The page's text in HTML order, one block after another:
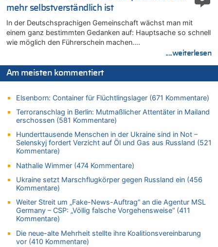
mehr als 111 Millionen €
09.08.2026 - 16:56 von Joseph Meyer zu
LESERBRIEF – Haben wir wirklich mehr Freiheit – oder nur
neue Zwänge?
Politischer Eklat bei der Gedenkfeier in Marcinelle – Meloni:
„Schwerwiegende und beschämende Geste“
LESERBRIEF – Haben wir wirklich mehr Freiheit – oder nur
neue Zwänge?
09.08.2026 - 16:36 von Alibaba zu
Politischer Eklat bei der Gedenkfeier in Marcinelle – Meloni:
„Schwerwiegende und beschämende Geste“
09.08.2026 - 16:25 von HarryderBelgier zu
Belgier knackt Jackpot bei Lotterie EuroMillions und gewinnt
09.08.2026 - 16:23 von Niedriglohnsektor zu
„Schwerwiegende und beschämende Geste“
09.08.2026 - 16:23 von Der Patriot zu
In Belgien missachten zwei von drei Autofahrern das
Tempolimit in 30er-Zonen – Untersuchung von Vias
mehr selbstverständlich ist
In der Deutschsprachigen Gemeinschaft wächst man mit
einem ganz bestimmten Gedanken auf: Hauptsache so schnell
wie möglich den Führerschein machen….
....weiterlesen
Am meisten kommentiert
Elsenborn: Container für Flüchtlingslager (671 Kommentare)
Terroranschlag in Berlin: Mutmaßlicher Attentäter in Mailand
erschossen (581 Kommentare)
Hunderttausende Menschen in der Ukraine sind in Not –
Selenskyj fordert Verzicht auf Öl und Gas aus Russland (521
Kommentare)
Nathalie Wimmer (474 Kommentare)
Ukraine setzt Marschflugkörper gegen Russland ein (456
Kommentare)
Weiter Streit um „Fake-News-Auftrag“ an die Agentur MSL
Germany – CSP: „Völlig falsche Vorgehensweise“ (411
Kommentare)
Die neue-alte Mehrheit stellte ihre Koalitionsvereinbarung
vor (410 Kommentare)